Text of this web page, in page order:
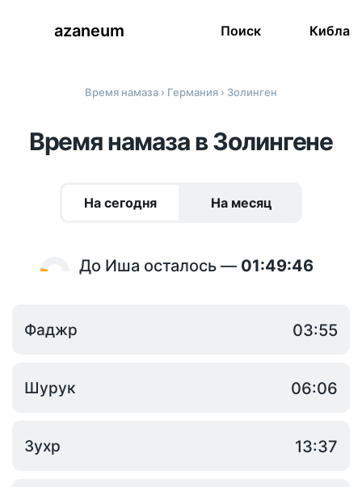
azaneum Поиск Кибла
Время намаза › Германия › Золинген
Время намаза в Золингене
На сегодня На месяц
До Иша осталось — 01:49:46
Фаджр 03:55
Шурук 06:06
Зухр 13:37